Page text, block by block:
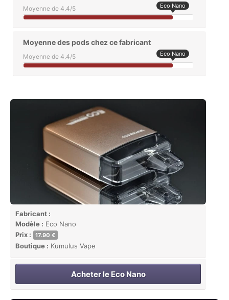
Moyenne de 4.4/5 Eco Nano
Moyenne des pods chez ce fabricant
Moyenne de 4.4/5 Eco Nano
Fabricant :
Modèle : Eco Nano
Prix :
17.90 €
Boutique : Kumulus Vape
Acheter le Eco Nano